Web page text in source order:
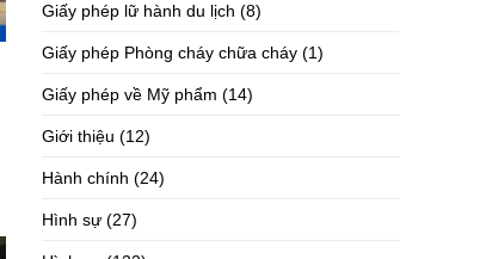
Giấy phép lữ hành du lịch (8)
Giấy phép Phòng cháy chữa cháy (1)
Giấy phép về Mỹ phẩm (14)
Giới thiệu (12)
Hành chính (24)
Hình sự (27)